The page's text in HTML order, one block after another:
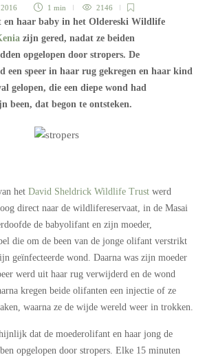
1 min 2146
en haar baby in het Oldereski Wildlife
zijn gered, nadat ze beiden
opgelopen door stropers. De
een speer in haar rug gekregen en haar kind
gelopen, die een diepe wond had
been, dat begon te ontsteken.
het David Sheldrick Wildlife Trust werd
direct naar de wildlifereservaat, in de Masai
de babyolifant en zijn moeder,
die om de been van de jonge olifant verstrikt
geïnfecteerde wond. Daarna was zijn moeder
werd uit haar rug verwijderd en de wond
kregen beide olifanten een injectie of ze
waarna ze de wijde wereld weer in trokken.
dat de moederolifant en haar jong de
opgelopen door stropers. Elke 15 minuten